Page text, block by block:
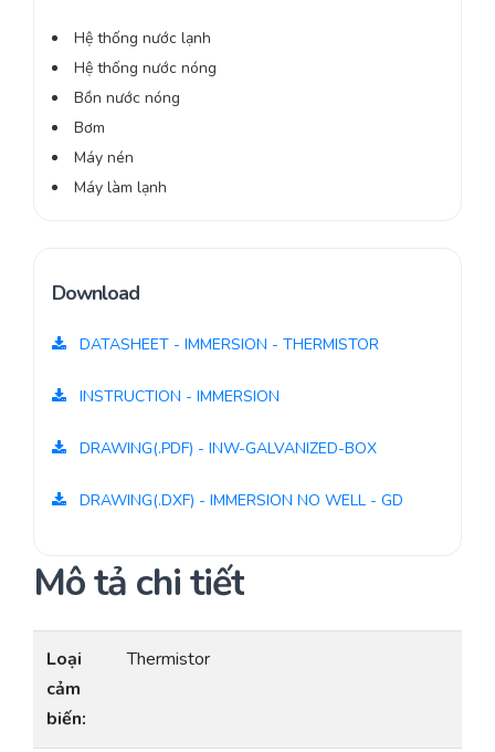
Hệ thống nước lạnh
Hệ thống nước nóng
Bồn nước nóng
Bơm
Máy nén
Máy làm lạnh
Download
DATASHEET - IMMERSION - THERMISTOR
INSTRUCTION - IMMERSION
DRAWING(.PDF) - INW-GALVANIZED-BOX
DRAWING(.DXF) - IMMERSION NO WELL - GD
Mô tả chi tiết
Loại
cảm
biến:
Thermistor